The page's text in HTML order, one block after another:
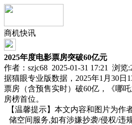
商机快讯
2025年度电影票房突破60亿元
作者：szjc68 2025-01-31 17:21 浏览:
据猫眼专业版数据，2025年1月30日
票房（含预售实时）破60亿，《哪
房榜首位。
【温馨提示】本文内容和图片为作
储空间服务,如有涉嫌抄袭/侵权/违